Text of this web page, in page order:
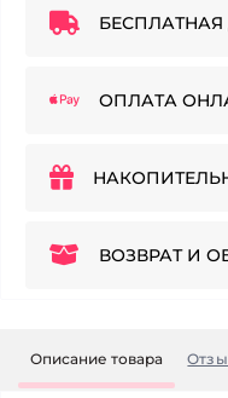
ОПЛАТА
ВОЗВРАТ И
Описание товара